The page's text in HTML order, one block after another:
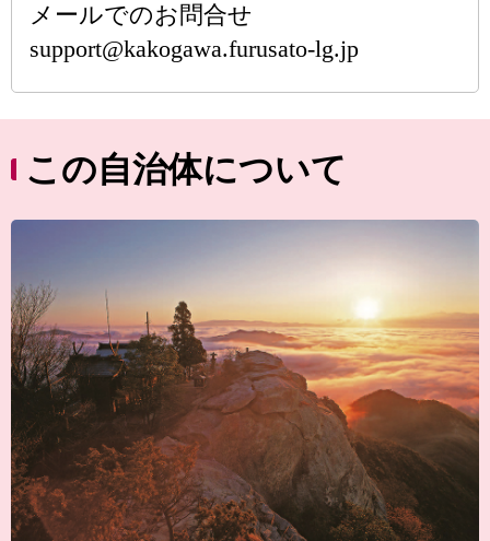
メールでのお問合せ
support@kakogawa.furusato-lg.jp
この自治体について